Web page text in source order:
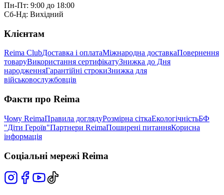
Пн-Пт: 9:00 до 18:00
Сб-Нд: Вихідний
Клієнтам
Reima ClubДоставка і оплатаМіжнародна доставкаПовернення
товаруВикористання сертифікатуЗнижка до Дня
народженняГарантійні строкиЗнижка для
військовослужбовців
Факти про Reima
Чому ReimaПравила доглядуРозмірна сіткаЕкологічністьБФ
"Діти Героїв"Партнери ReimaПоширені питанняКорисна
інформація
Соціальні мережі Reima